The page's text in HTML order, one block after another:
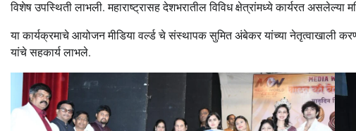
विशेष उपस्थिती लाभली. महाराष्ट्रासह देशभरातील विविध क्षेत्रांमध्ये कार्यरत असलेल्या
या कार्यक्रमाचे आयोजन मीडिया वर्ल्ड चे संस्थापक सुमित अंबेकर यांच्या नेतृत्वाखाली
यांचे सहकार्य लाभले.